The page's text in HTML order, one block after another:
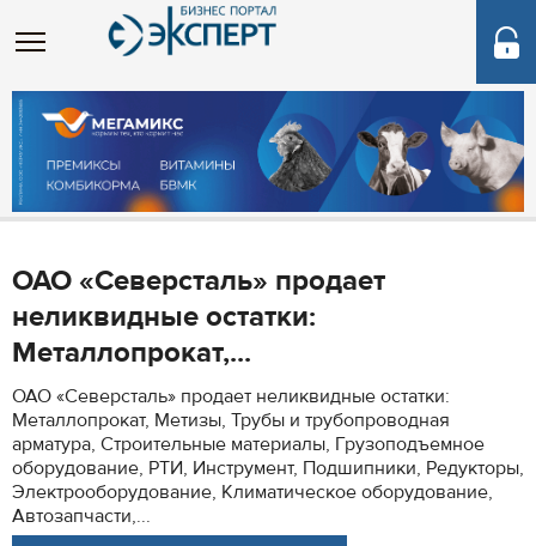
ОАО «Северсталь» продает
неликвидные остатки:
Металлопрокат,...
ОАО «Северсталь» продает неликвидные остатки:
Металлопрокат, Метизы, Трубы и трубопроводная
арматура, Строительные материалы, Грузоподъемное
оборудование, РТИ, Инструмент, Подшипники, Редукторы,
Электрооборудование, Климатическое оборудование,
Автозапчасти,...